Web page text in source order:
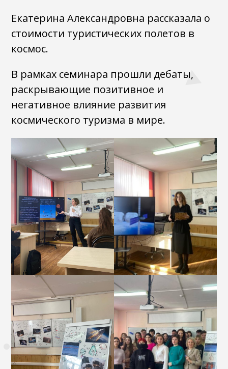
Екатерина Александровна рассказала о
стоимости туристических полетов в
космос.
В рамках семинара прошли дебаты,
раскрывающие позитивное и
негативное влияние развития
космического туризма в мире.